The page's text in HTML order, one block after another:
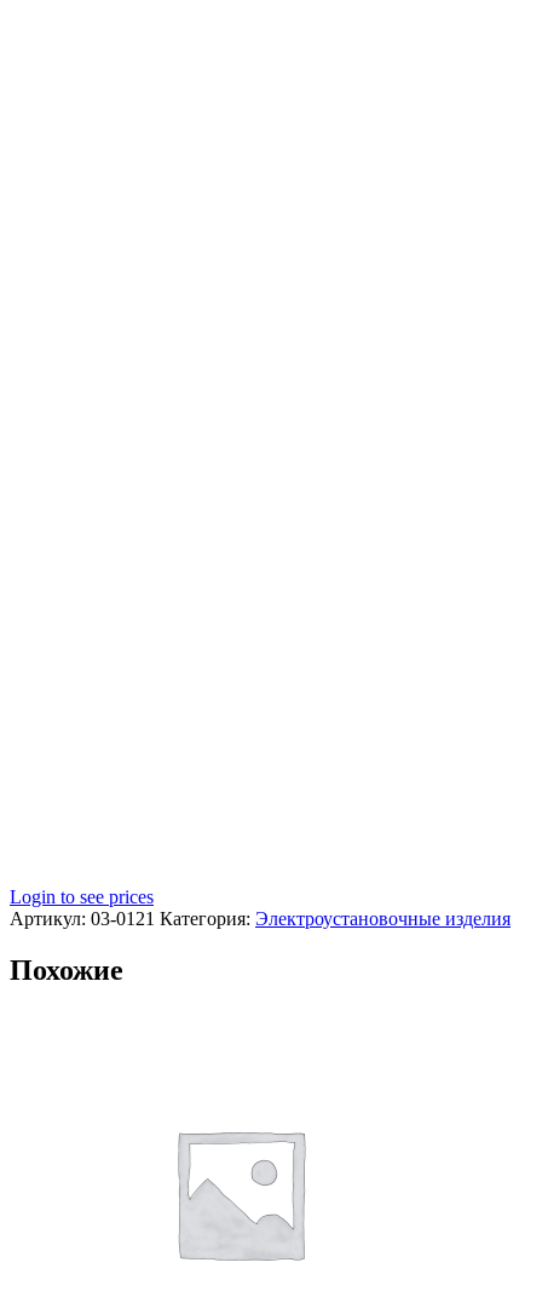
Login to see prices
Артикул: 03-0121 Категория: Электроустановочные изделия
Похожие